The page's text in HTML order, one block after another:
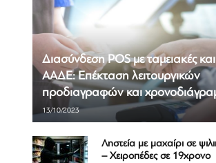
Διασύνδεση POS με ταμειακές και
ΑΑΔΕ: Επέκταση λειτουργικών
προδιαγραφών και
13/10/2023
Ληστεία με μαχαίρι σε
– Χειροπέδες σε 19χρονο